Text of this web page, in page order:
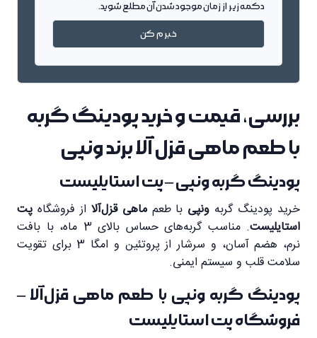
دکمه زیر از زمان موجود شدن آن مطلع شوید.
خبرم کن
بررسی، قیمت و خرید پودینگ گربه
با طعم ماهی قزل آلا برند ونپی
پودینگ گربه ونپی – پت استایلیست
خرید پودینگ گربه ونپی با طعمماهی قزل‌آلا از فروشگاه پت
استایلیست
. مناسب گربه‌های حساس بالای 3 ماه، با بافت
نرم، هضم آسان، و سرشار از پروتئین و امگا 3 برای تقویت
سلامت قلب و سیستم ایمنی.
پودینگ گربه ونپی با طعم ماهی قزل‌آلا –
فروشگاه پت استایلیست